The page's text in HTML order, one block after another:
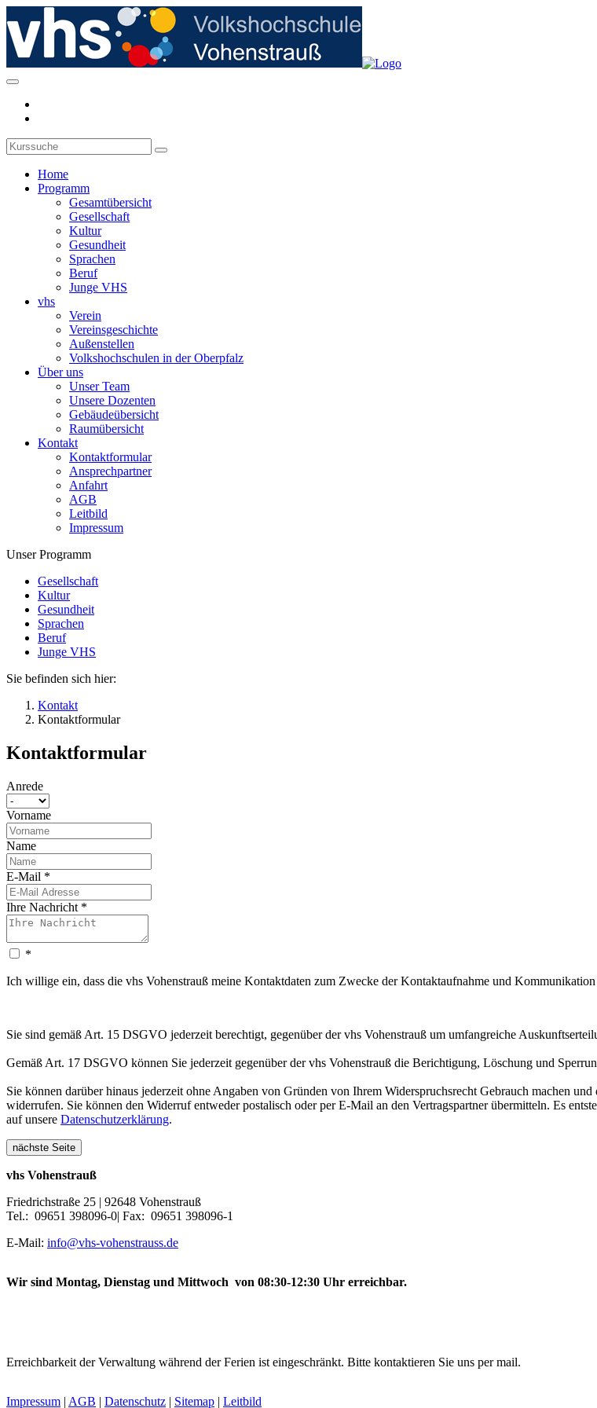
Home
Programm
Gesamtübersicht
Gesellschaft
Kultur
Gesundheit
Sprachen
Beruf
Junge VHS
vhs
Verein
Vereinsgeschichte
Außenstellen
Volkshochschulen in der Oberpfalz
Über uns
Unser Team
Unsere Dozenten
Gebäudeübersicht
Raumübersicht
Kontakt
Kontaktformular
Ansprechpartner
Anfahrt
AGB
Leitbild
Impressum
Unser Programm
Gesellschaft
Kultur
Gesundheit
Sprachen
Beruf
Junge VHS
Sie befinden sich hier:
Kontakt
Kontaktformular
Kontaktformular
Anrede
Vorname
Name
E-Mail *
Ihre Nachricht *
*
Ich willige ein, dass die vhs Vohenstrauß meine Kontaktdaten zum Zwecke der Kontaktaufnahme und
Sie sind gemäß Art. 15 DSGVO jederzeit berechtigt, gegenüber der vhs Vohenstrauß um umfangreiche
Gemäß Art. 17 DSGVO können Sie jederzeit gegenüber der vhs Vohenstrauß die Berichtigung, Löschung und
Sie können darüber hinaus jederzeit ohne Angaben von Gründen von Ihrem Widerspruchsrecht Gebrauch machen
widerrufen. Sie können den Widerruf entweder postalisch oder per E-Mail an den Vertragspartner übermitteln. Es
auf unsere Datenschutzerklärung.
nächste Seite
vhs Vohenstrauß
Friedrichstraße 25 | 92648 Vohenstrauß
Tel.: 09651 398096-0| Fax: 09651 398096-1
E-Mail: info@vhs-vohenstrauss.de
Wir sind Montag, Dienstag und Mittwoch von 08:30-12:30 Uhr erreichbar.
Erreichbarkeit der Verwaltung während der Ferien ist eingeschränkt. Bitte kontaktieren Sie uns per mail.
Impressum | AGB | Datenschutz | Sitemap | Leitbild